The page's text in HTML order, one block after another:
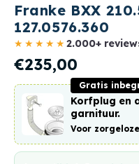
Franke BXX
127.0576.360
★★★★★2.000+
€235,00
Gratis
Korfplug en
garnituur.
Voor